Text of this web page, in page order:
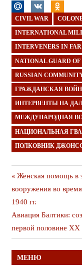
CIVIL WAR
INTERNATIONAL
INTERVENERS IN
NATIONAL GUARD
RUSSIAN
ГРАЖДАНСКАЯ
ИНТЕРВЕНТЫ НА
МЕЖДУНАРОДНАЯ
НАЦИОНАЛЬНАЯ
ПОЛКОВНИК
Навигация
по
записям
Предыдущая
публикация
Женская помощь в
вооружения во
1940 гг.
Следующая
публикация
Авиация Балтики:
первой половине ХХ
МЕНЮ